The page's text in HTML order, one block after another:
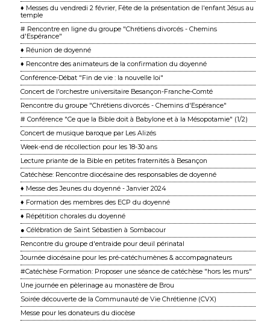
♦ Messes du vendredi 2 février, Fête de la présentation de l'enfant Jésus au
temple
# Rencontre en ligne du groupe "Chrétiens divorcés - Chemins
d'Espérance"
♦ Réunion de doyenné
♦ Rencontre des animateurs de la confirmation du doyenné
Conférence-Débat "Fin de vie : la nouvelle loi"
Concert de l'orchestre universitaire Besançon-Franche-Comté
Rencontre du groupe "Chrétiens divorcés - Chemins d'Espérance"
# Conférence "Ce que la Bible doit à Babylone et à la Mésopotamie" (1/2)
Concert de musique baroque par Les Alizés
Week-end de récollection pour les 18-30 ans
Lecture priante de la Bible en petites fraternités à Besançon
Catéchèse: Rencontre diocésaine des responsables de doyenné
♦ Messe des Jeunes du doyenné - Janvier 2024
♦ Formation des membres des ECP du doyenné
♦ Répétition chorales du doyenné
● Célébration de Saint Sébastien à Sombacour
Rencontre du groupe d'entraide pour deuil périnatal
Journée diocésaine pour les pré-catéchumènes & accompagnateurs
#Catéchèse Formation: Proposer une séance de catéchèse "hors les murs"
Une journée en pèlerinage au monastère de Brou
Soirée découverte de la Communauté de Vie Chrétienne (CVX)
Messe pour les donateurs du diocèse